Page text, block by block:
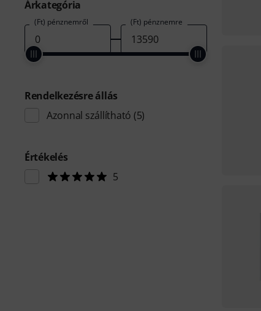
Árkategória
(Ft) pénznemről (Ft) pénznemre
Rendelkezésre állás
Azonnal szállítható (5)
Értékelés
5